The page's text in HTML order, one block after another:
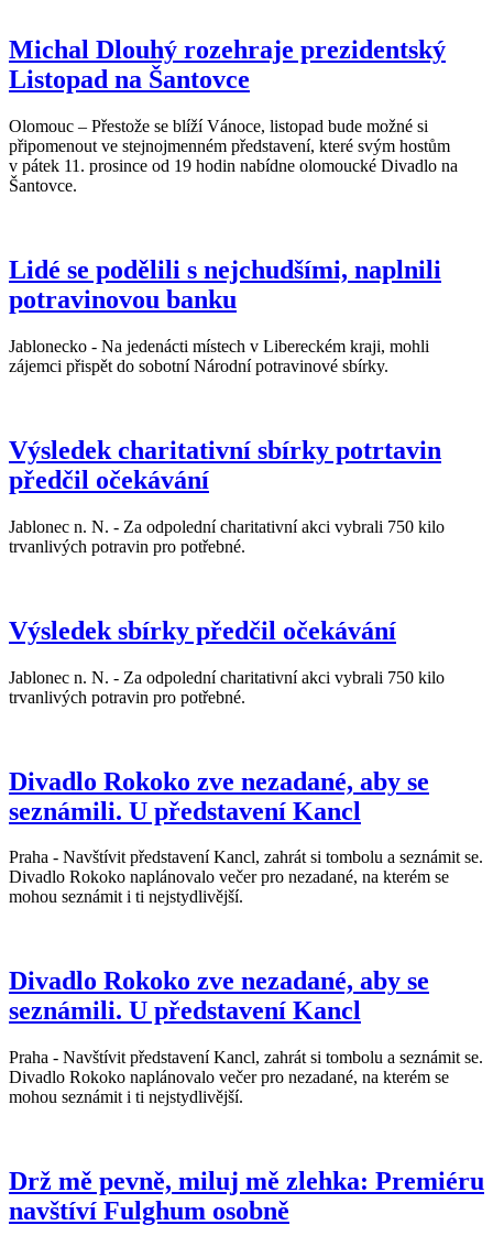
Michal Dlouhý rozehraje prezidentský
Listopad na Šantovce
Olomouc – Přestože se blíží Vánoce, listopad bude možné si
připomenout ve stejnojmenném představení, které svým hostům
v pátek 11. prosince od 19 hodin nabídne olomoucké Divadlo na
Šantovce.
Lidé se podělili s nejchudšími, naplnili
potravinovou banku
Jablonecko - Na jedenácti místech v Libereckém kraji, mohli
zájemci přispět do sobotní Národní potravinové sbírky.
Výsledek charitativní sbírky potrtavin
předčil očekávání
Jablonec n. N. - Za odpolední charitativní akci vybrali 750 kilo
trvanlivých potravin pro potřebné.
Výsledek sbírky předčil očekávání
Jablonec n. N. - Za odpolední charitativní akci vybrali 750 kilo
trvanlivých potravin pro potřebné.
Divadlo Rokoko zve nezadané, aby se
seznámili. U představení Kancl
Praha - Navštívit představení Kancl, zahrát si tombolu a seznámit se.
Divadlo Rokoko naplánovalo večer pro nezadané, na kterém se
mohou seznámit i ti nejstydlivější.
Divadlo Rokoko zve nezadané, aby se
seznámili. U představení Kancl
Praha - Navštívit představení Kancl, zahrát si tombolu a seznámit se.
Divadlo Rokoko naplánovalo večer pro nezadané, na kterém se
mohou seznámit i ti nejstydlivější.
Drž mě pevně, miluj mě zlehka: Premiéru
navštíví Fulghum osobně